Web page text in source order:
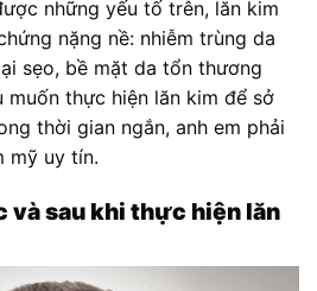
những yếu tố trên, lăn kim
nặng nề: nhiễm trùng da
sẹo, bề mặt da tổn thương
thực hiện lăn kim để sở
thời gian ngắn, anh em phải
mỹ uy tín.
và sau khi thực hiện lăn